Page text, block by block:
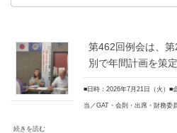
第462回例会は、
別で年間計画を策
■日時：2026年7月21日（火）■
当／GAT・会則・出席・財務委
続きを読む